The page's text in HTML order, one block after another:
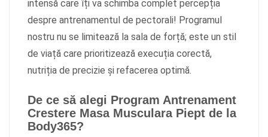
intensă care îți va schimba complet percepția
despre antrenamentul de pectorali! Programul
nostru nu se limitează la sala de forță; este un stil
de viață care prioritizează execuția corectă,
nutriția de precizie și refacerea optimă.
De ce să alegi Program Antrenament
Crestere Masa Musculara Piept de la
Body365?